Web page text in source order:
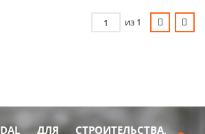
из 1
ДЛЯ СТРОИТЕЛЬСТВА,